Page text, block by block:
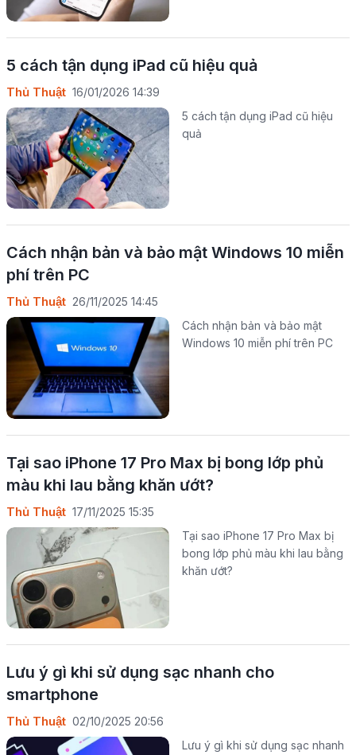
5 cách tận dụng iPad cũ hiệu quả
Thủ Thuật 16/01/2026 14:39
5 cách tận dụng iPad cũ hiệu
quả
Cách nhận bản và bảo mật Windows 10 miễn
phí trên PC
Thủ Thuật 26/11/2025 14:45
Cách nhận bản và bảo mật
Windows 10 miễn phí trên PC
Tại sao iPhone 17 Pro Max bị bong lớp phủ
màu khi lau bằng khăn ướt?
Thủ Thuật 17/11/2025 15:35
Tại sao iPhone 17 Pro Max bị
bong lớp phủ màu khi lau bằng
khăn ướt?
Lưu ý gì khi sử dụng sạc nhanh cho
smartphone
Thủ Thuật 02/10/2025 20:56
Lưu ý gì khi sử dụng sạc nhanh